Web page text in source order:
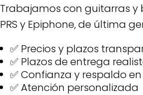
Trabajamos con guitarras y
PRS y Epiphone, de última
✅ Precios y plazos
✅ Plazos de entrega
✅ Confianza y respaldo
✅ Atención personalizada